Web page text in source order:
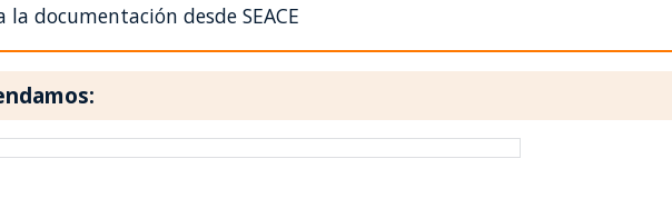
la documentación desde SEACE